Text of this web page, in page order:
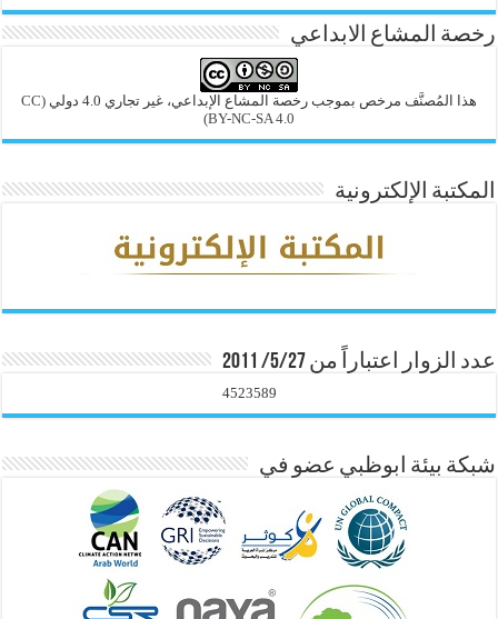
رخصة المشاع الابداعي
هذا المُصنَّف مرخص بموجب رخصة المشاع الإبداعي، غير تجاري 4.0 دولي
(CC
BY-NC-SA 4.0)
المكتبة الإلكترونية
عدد الزوار اعتباراً من 5/27/ 2011
4523589
شبكة بيئة ابوظبي عضو في